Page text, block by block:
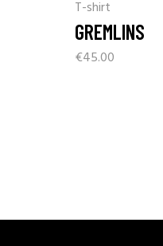
T-shirt
GREMLINS
€45.00